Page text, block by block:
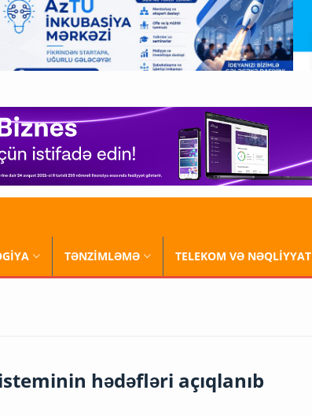
TƏNZİMLƏMƏ TELEKOM VƏ NƏQLİYYAT
hədəfləri açıqlanıb